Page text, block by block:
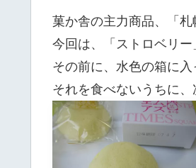
菓か舎の主力商品、「
今回は、「ストロベリー
その前に、水色の箱に
それを食べないうちに、